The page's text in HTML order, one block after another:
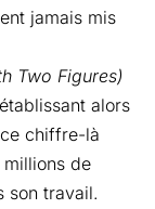
jamais mis
Two Figures)
alors
chiffre-là
de
son travail.